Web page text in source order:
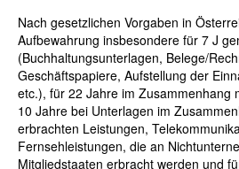
Nach gesetzlichen Vorgaben in
Aufbewahrung insbesondere für 7 J
(Buchhaltungsunterlagen, Belege/
Geschäftspapiere, Aufstellung der
etc.), für 22 Jahre im Zusammenhang
10 Jahre bei Unterlagen im
erbrachten Leistungen,
Fernsehleistungen, die an
Mitgliedstaaten erbracht werden und